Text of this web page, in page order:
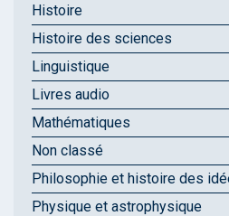
Histoire
Histoire des sciences
Linguistique
Livres audio
Mathématiques
Non classé
Philosophie et histoire des
Physique et astrophysique